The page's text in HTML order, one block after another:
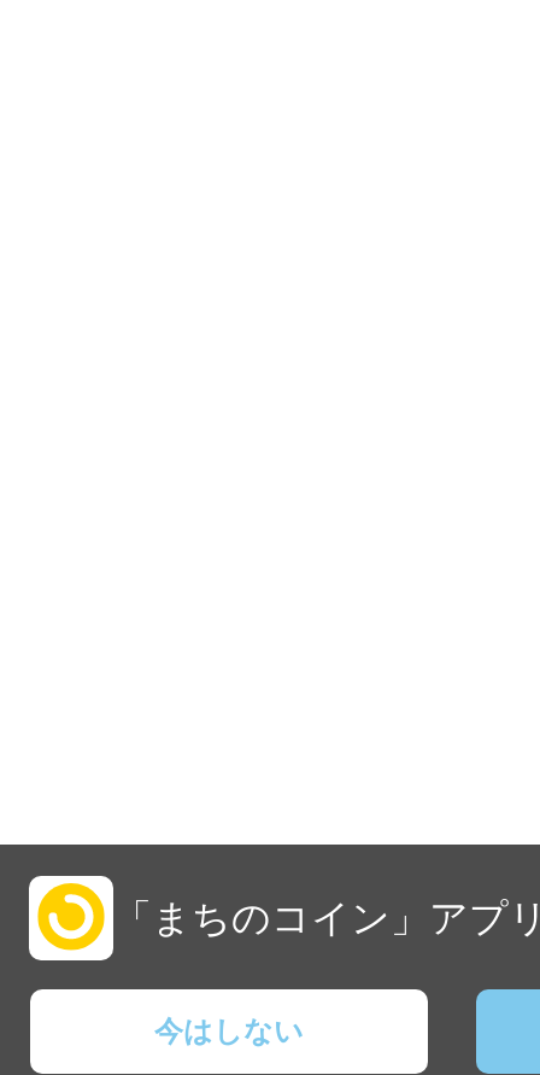
「まちのコイン」アプ
今はしない